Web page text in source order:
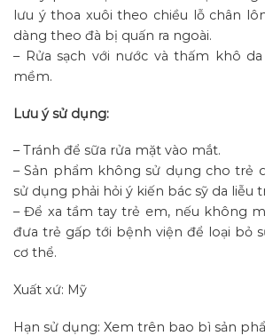
lưu ý thoa xuôi theo chiều lỗ chân
dàng theo đà bị quấn ra ngoài.
– Rửa sạch với nước và thấm khô
mềm.
Lưu ý sử dụng:
– Tránh để sữa rửa mặt vào mắt.
– Sản phẩm không sử dụng cho trẻ
sử dụng phải hỏi ý kiến bác sỹ da liễu
– Để xa tầm tay trẻ em, nếu không
đưa trẻ gấp tới bệnh viện để loại bỏ
cơ thể.
Xuất xứ: Mỹ
Hạn sử dụng: Xem trên bao bì sản